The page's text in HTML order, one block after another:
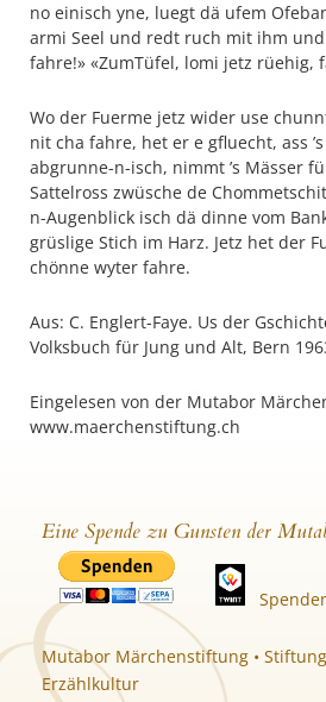
no einisch yne, luegt dä ufem
armi Seel und redt ruch mit ihm
fahre!» «ZumTüfel, lomi jetz rüehig,
Wo der Fuerme jetz wider use
nit cha fahre, het er e gfluecht, ass ’s
abgrunne-n-isch, nimmt ’s Mässer
Sattelross zwüsche de
n-Augenblick isch dä dinne vom
grüslige Stich im Harz. Jetz het der
chönne wyter fahre.
Aus: C. Englert-Faye. Us der
Volksbuch für Jung und Alt, Bern
Eingelesen von der Mutabor
www.maerchenstiftung.ch
Eine Spende zu Gunsten der
Mutabor Märchenstiftung •
Erzählkultur